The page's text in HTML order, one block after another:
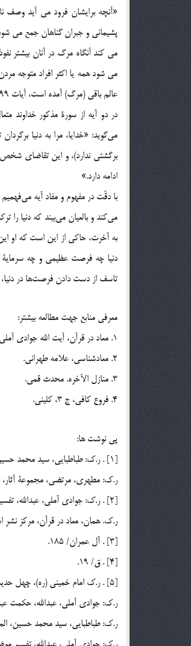
«آنچه برايشان فرود مي آيد
پشيماني و جبران گناهان جمع مي
مي شود همه يا اکثر افراد متوجه
عالم باقي (مرگ) آمده است، آيات 99 و 100 از سورة مؤمنون مي‌باشد.
در دو آيه از سورة مذكور خداوند
مي‌گويد: «خدايا، مرا به دنيا
برگشتي ندارد)، و اين تقاضاي
ادامه دارد.»
با دقّت در مفهوم و مفاد آيه
مي‌كند و بالعيان مي‌بيند كه دنيا
به آخرت، حاكي از اين است كه
دنيا چه فرصت عظيمي و چه سرماية
تاسف از دست دادن فرصت‌ها در
معرفي منابع جهت مطالعه بيشتر:
1. معاد در قرآن، آيت الله جوادي آملي.
2. معادشناسي، علامه طهراني.
3. منازل الآخره. محدث قمي.
4. فروع كافي، ج 3، كليني.
پي نوشت ها:
[1] . ر.ك: طباطبايي، سيد محمد حسين، انسان از آغاز تا انجام، انتشارات الزهراء، چاپ دوم، تابستان 1371، ص 63.
ر.ك: مطهري، مرتضي، مجموعة آثار،
[2] . ر.ك: جوادي آملي، عبدالله، تفسير موضوعي، صورت و سيرت انسان در قرآن، مركز نشر اسراء، چاپ دوم، آذرماه 81، ج 14، ص 216-217.
ر.ك. همان، معاد در قرآن، مركز نشر اسراء چاپ
[3] . آل عمران/ 185.
[4] . ق/ 19.
[5] . ر.ك امام خميني (ره)، چهل حديث، مؤسسه تنظيم و نشر آثار امام خميني، چاپ چهارم، بهار، 73، ص 480.
ر.ك: جوادي آملي، عبدالله، حكمت عبادات،
ر.ك: طباطبايي، سيد محمد حسين، الميزان،